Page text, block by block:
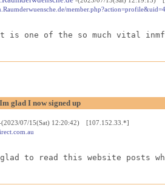
is one of the so much vital
Im glad I now signed up
(2023/07/15(Sat) 12:20:42) [107.152.33.*]
to read this website posts